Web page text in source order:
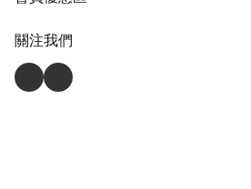
關注我們